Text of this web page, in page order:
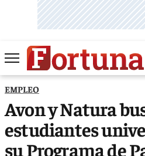
EMPLEO
Avon y Natura
estudiantes
su Programa de